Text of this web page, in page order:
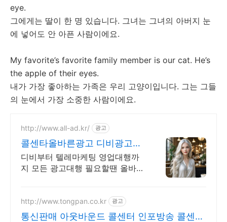
eye.
그에게는 딸이 한 명 있습니다. 그녀는 그녀의 아버지 눈
에 넣어도 안 아픈 사람이에요.
My favorite’s favorite family member is our cat. He’s
the apple of their eyes.
내가 가장 좋아하는 가족은 우리 고양이입니다. 그는 그들
의 눈에서 가장 소중한 사람이에요.
http://www.all-ad.kr/ 광고
콜센타올바른광고 디비광고
CPA전문 실행사
디비부터 텔레마케팅 영업대행까
지 모든 광고대행 필요할땐 올바른
http://www.tongpan.co.kr 광고
통신판매 아웃바운드 콜센터 인포방송 콜센터